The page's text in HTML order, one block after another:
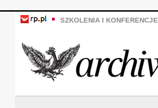
SZKOLENIA I KONFERENCJE